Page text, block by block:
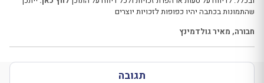
שהתמונות בכתבה יהיו כפופות לזכויות יוצרים
חבורה, מאיר גולדמינץ
תגובה